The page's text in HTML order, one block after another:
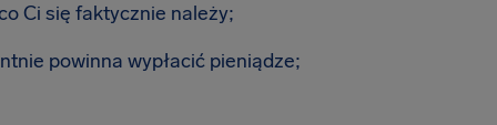
Ci się faktycznie należy;
powinna wypłacić pieniądze;